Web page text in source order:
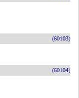
(60103)
(60104)